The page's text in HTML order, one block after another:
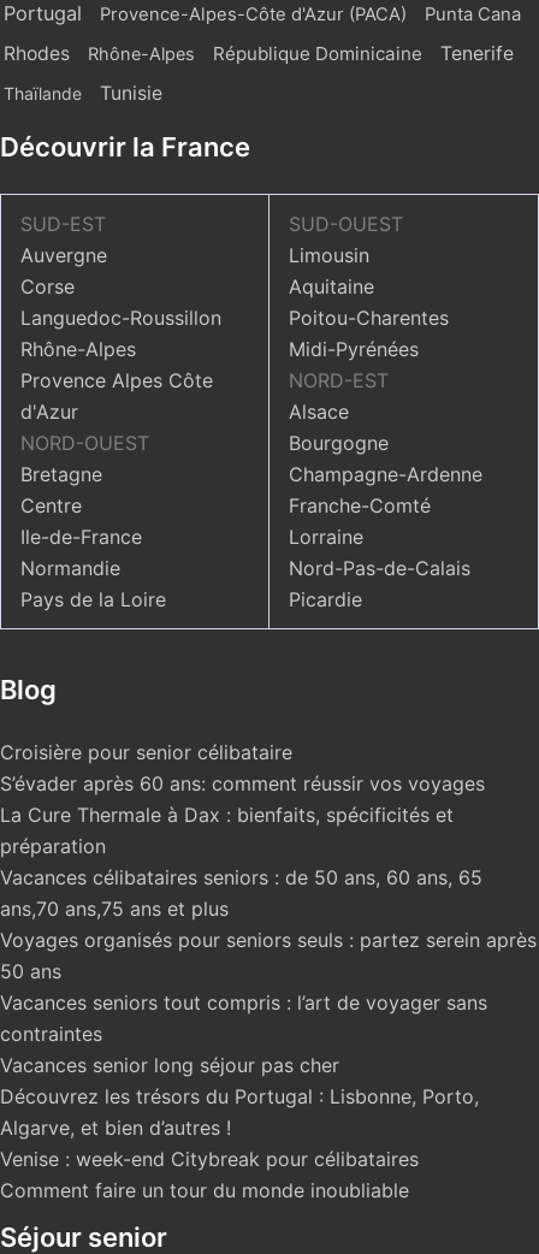
Portugal Provence-Alpes-Côte d'Azur (PACA) Punta Cana
Rhodes Rhône-Alpes République Dominicaine Tenerife
Thaïlande Tunisie
Découvrir la France
SUD-EST
Auvergne
Corse
Languedoc-Roussillon
Rhône-Alpes
Provence Alpes Côte
d'Azur
NORD-OUEST
Bretagne
Centre
Ile-de-France
Normandie
Pays de la Loire
SUD-OUEST
Limousin
Aquitaine
Poitou-Charentes
Midi-Pyrénées
NORD-EST
Alsace
Bourgogne
Champagne-Ardenne
Franche-Comté
Lorraine
Nord-Pas-de-Calais
Picardie
Blog
Croisière pour senior célibataire
S’évader après 60 ans: comment réussir vos voyages
La Cure Thermale à Dax : bienfaits, spécificités et
préparation
Vacances célibataires seniors : de 50 ans, 60 ans, 65
ans,70 ans,75 ans et plus
Voyages organisés pour seniors seuls : partez serein après
50 ans
Vacances seniors tout compris : l’art de voyager sans
contraintes
Vacances senior long séjour pas cher
Découvrez les trésors du Portugal : Lisbonne, Porto,
Algarve, et bien d’autres !
Venise : week-end Citybreak pour célibataires
Comment faire un tour du monde inoubliable
Séjour senior